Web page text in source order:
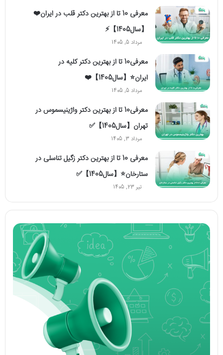
معرفی 10 تا از بهترین دکتر قلب در ایران❤️
【سال1405】⚡️
مرداد 5, 1405
معرفی10 تا از بهترین دکتر کلیه در
ایران⭐【سال1405】❤️
مرداد 5, 1405
معرفی10 تا از بهترین دکتر واژینیسموس در
تهران【سال1405】✅
مرداد 3, 1405
معرفی 10 تا از بهترین دکتر زگیل تناسلی در
ستارخان⭐【سال1405】✅
تیر 23, 1405